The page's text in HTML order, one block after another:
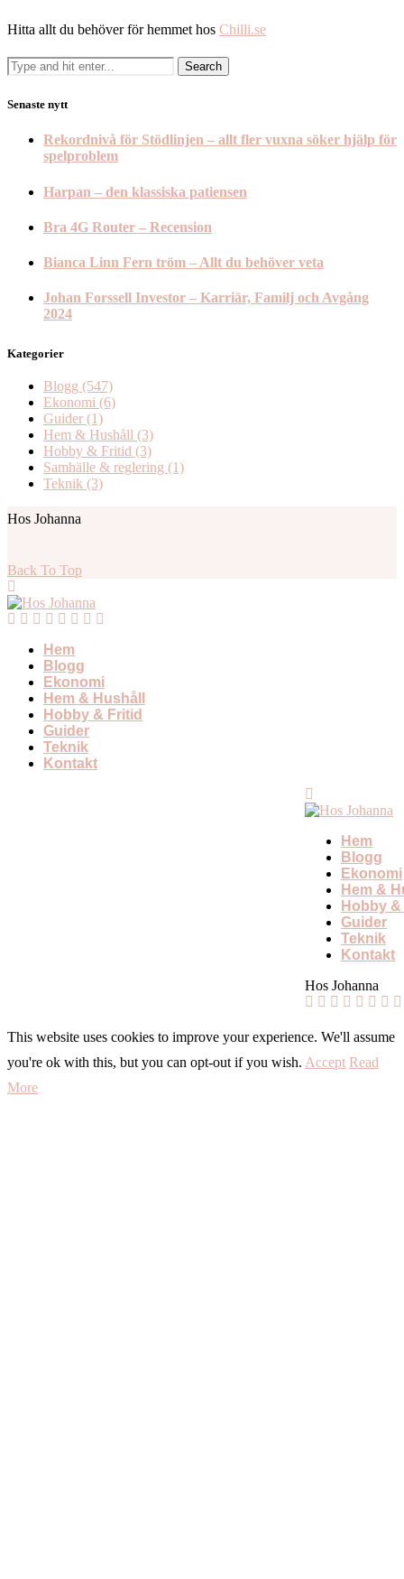
Hitta allt du behöver för hemmet hos Chilli.se
Senaste nytt
Rekordnivå för Stödlinjen – allt fler vuxna söker hjälp för
spelproblem
Harpan – den klassiska patiensen
Bra 4G Router – Recension
Bianca Linn Fern tröm – Allt du behöver veta
Johan Forssell Investor – Karriär, Familj och Avgång
2024
Kategorier
Blogg (547)
Ekonomi (6)
Guider (1)
Hem & Hushåll (3)
Hobby & Fritid (3)
Samhälle & reglering (1)
Teknik (3)
Hos Johanna
Back To Top
Hem
Blogg
Ekonomi
Hem & Hushåll
Hobby & Fritid
Guider
Teknik
Kontakt
Hem
Blogg
Ekonomi
Hem &
Hobby
Guider
Teknik
Kontakt
Hos Johanna
This website uses cookies to improve your experience. We'll assume
you're ok with this, but you can opt-out if you wish. Accept Read
More